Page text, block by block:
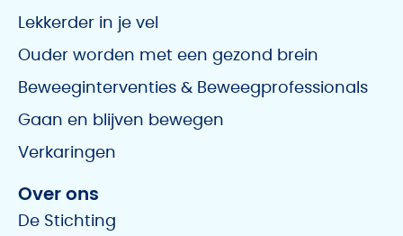
Lekkerder in je vel
Ouder worden met een gezond brein
Beweeginterventies & Beweegprofessionals
Gaan en blijven bewegen
Verkaringen
Over ons
De Stichting